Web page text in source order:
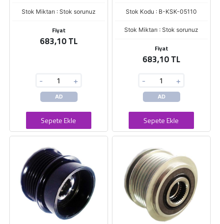
Stok Miktarı : Stok sorunuz
Fiyat
683,10 TL
- +
AD
Sepete Ekle
Stok Kodu : B-KSK-05110
Stok Miktarı : Stok sorunuz
Fiyat
683,10 TL
- +
AD
Sepete Ekle